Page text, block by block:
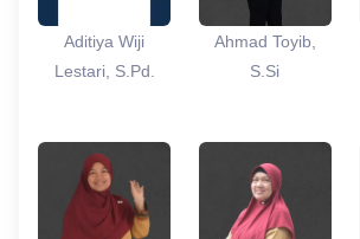
Aditiya Wiji
Lestari, S.Pd.
Ahmad Toyib,
S.Si